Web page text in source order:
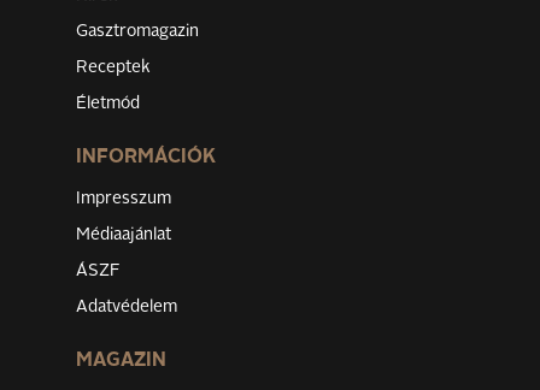
Gasztromagazin
Receptek
Életmód
INFORMÁCIÓK
Impresszum
Médiaajánlat
ÁSZF
Adatvédelem
MAGAZIN